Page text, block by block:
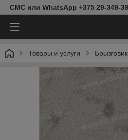
СМС или WhatsApp +375 29-349-
Товары и услуги